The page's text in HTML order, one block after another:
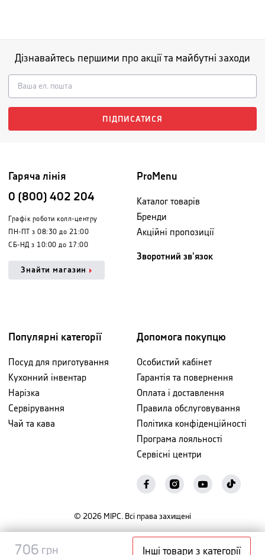
706 грн
706 грн Інші товари з категорії
Дізнавайтесь першими про акції та майбутні заходи
ПІДПИСАТИСЯ
Гаряча лінія
0 (800) 402 204
Графік роботи колл-центру
ПН-ПТ з 08:30 до 21:00
СБ-НД з 10:00 до 17:00
Знайти магазин
ProMenu
Каталог товарів
Бренди
Акційні пропозиції
Зворотний зв'язок
Популярні категорії
Посуд для приготування
Кухонний інвентар
Нарізка
Сервірування
Чай та кава
Допомога покупцю
Особистий кабінет
Гарантія та повернення
Оплата і доставлення
Правила обслуговування
Політика конфіденційності
Програма лояльності
Сервісні центри
© 2026 МІРС. Всі права захищені